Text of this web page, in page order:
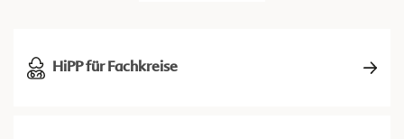
HiPP für Fachkreise